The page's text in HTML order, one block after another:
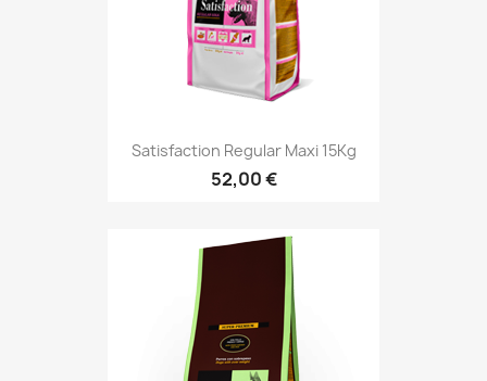
Satisfaction Regular Maxi 15Kg
52,00 €